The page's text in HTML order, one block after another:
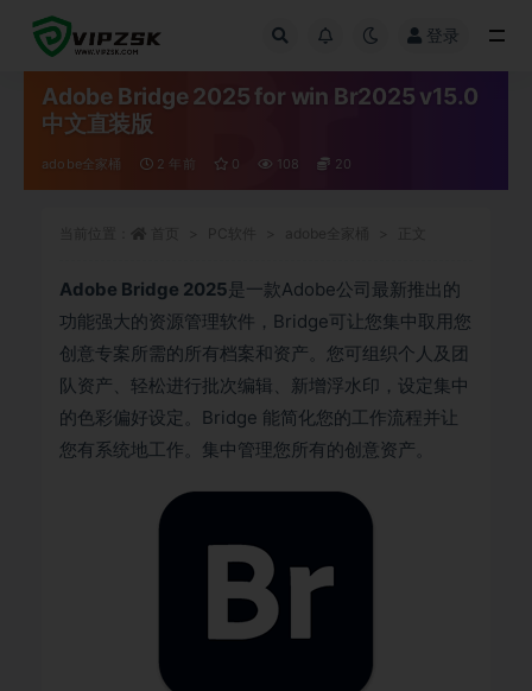
登录
Adobe Bridge 2025 for win Br2025 v15.0
中文直装版
adobe全家桶 2 年前 0 108 20
Adobe Bridge 2025是一款Adobe公司最新推出的
功能强大的资源管理软件，Bridge可让您集中取用您
创意专案所需的所有档案和资产。您可组织个人及团
队资产、轻松进行批次编辑、新增浮水印，设定集中
的色彩偏好设定。Bridge 能简化您的工作流程并让
您有系统地工作。集中管理您所有的创意资产。